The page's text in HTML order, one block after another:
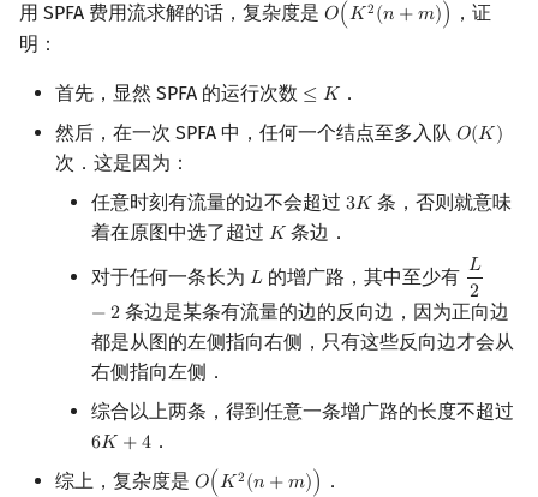
用 SPFA 费用流求解的话，复杂度是 𝑂(𝐾2(𝑛 +𝑚))
O(K2(n+m) )
，证
明：
首先，显然 SPFA 的运行次数 ≤ 𝐾
≤K
．
然后，在一次 SPFA 中，任何一个结点至多入队 𝑂(𝐾)
O(K)
次．这是因为：
任意时刻有流量的边不会超过 3𝐾
3K 条，否则就意味
着在原图中选了超过 𝐾
K 条边．
对于任何一条长为 𝐿
L的增广路，其中至少有 𝐿
2
−2
L2
条边是某条有流量的边的反向边，因为正向边
都是从图的左侧指向右侧，只有这些反向边才会从
右侧指向左侧．
综合以上两条，得到任意一条增广路的长度不超过
6𝐾 +4
6K+ 4
．
综上，复杂度是 𝑂(𝐾2(𝑛 +𝑚))
O(K2(n+m) ) ．